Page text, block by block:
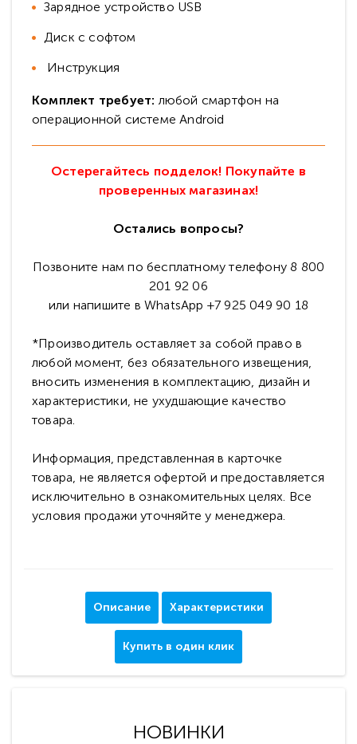
Зарядное устройство USB
Диск с софтом
Инструкция
Комплект требует: любой смартфон на
операционной системе Android
Остерегайтесь подделок! Покупайте в
проверенных магазинах!
Остались вопросы?
Позвоните нам по бесплатному телефону 8 800
201 92 06
или напишите в WhatsApp +7 925 049 90 18
*Производитель оставляет за собой право в
любой момент, без обязательного извещения,
вносить изменения в комплектацию, дизайн и
характеристики, не ухудшающие качество
товара.
Информация, представленная в карточке
товара, не является офертой и предоставляется
исключительно в ознакомительных целях. Все
условия продажи уточняйте у менеджера.
Описание Характеристики
Купить в один клик
НОВИНКИ